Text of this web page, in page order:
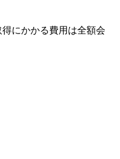
にかかる費用は全額会